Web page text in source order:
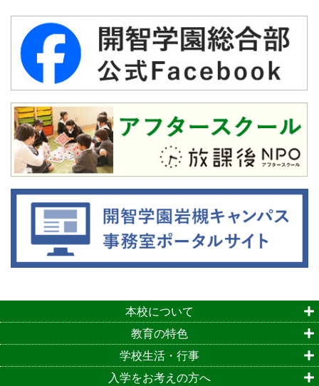
本校について
教育の特色
学校生活・行事
入学をお考えの方へ